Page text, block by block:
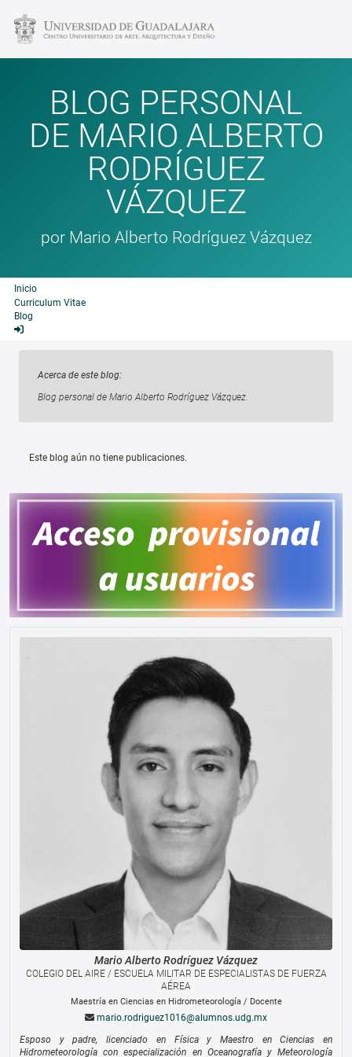
BLOG PERSONAL
DE MARIO ALBERTO
RODRÍGUEZ
VÁZQUEZ
por Mario Alberto Rodríguez Vázquez
Inicio
Curriculum Vitae
Blog
Acerca de este blog:
Blog personal de Mario Alberto Rodríguez Vázquez.
Este blog aún no tiene publicaciones.
Mario AlbertoRodríguez Vázquez
COLEGIO DEL AIRE / ESCUELA MILITAR DE ESPECIALISTAS DE FUERZA
AÉREA
Maestría en Ciencias en Hidrometeorología/ Docente
mario.rodriguez1016@alumnos.udg.mx
Esposo y padre, licenciado en Física y Maestro en Ciencias en
Hidrometeorología con especialización en Oceanografía y Meteorología